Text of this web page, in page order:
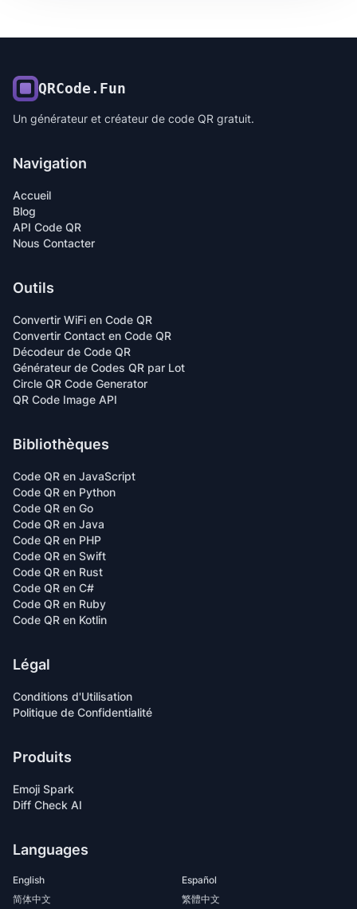
QRCode.Fun
Un générateur et créateur de code QR gratuit.
Navigation
Accueil
Blog
API Code QR
Nous Contacter
Outils
Convertir WiFi en Code QR
Convertir Contact en Code QR
Décodeur de Code QR
Générateur de Codes QR par Lot
Circle QR Code Generator
QR Code Image API
Bibliothèques
Code QR en JavaScript
Code QR en Python
Code QR en Go
Code QR en Java
Code QR en PHP
Code QR en Swift
Code QR en Rust
Code QR en C#
Code QR en Ruby
Code QR en Kotlin
Légal
Conditions d'Utilisation
Politique de Confidentialité
Produits
Emoji Spark
Diff Check AI
Languages
English
Español
简体中文
繁體中文